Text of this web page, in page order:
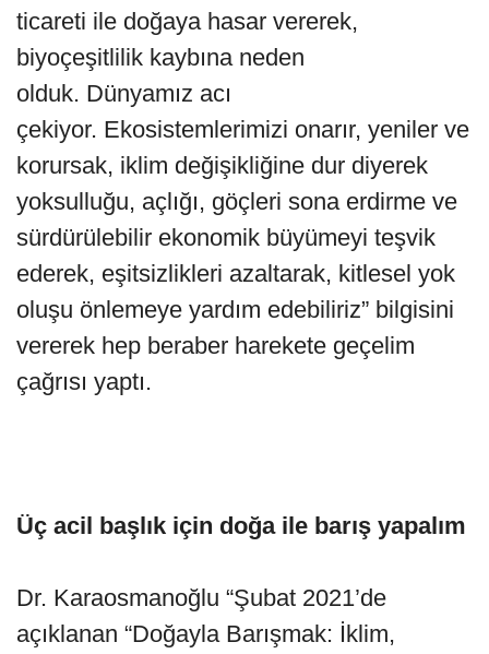
ticareti ile doğaya hasar vererek,
biyoçeşitlilik kaybına neden
olduk. Dünyamız acı
çekiyor. Ekosistemlerimizi onarır, yeniler ve
korursak, iklim değişikliğine dur diyerek
yoksulluğu, açlığı, göçleri sona erdirme ve
sürdürülebilir ekonomik büyümeyi teşvik
ederek, eşitsizlikleri azaltarak, kitlesel yok
oluşu önlemeye yardım edebiliriz” bilgisini
vererek hep beraber harekete geçelim
çağrısı yaptı.
Üç acil başlık için doğa ile barış yapalım
Dr. Karaosmanoğlu “Şubat 2021’de
açıklanan “Doğayla Barışmak: İklim,